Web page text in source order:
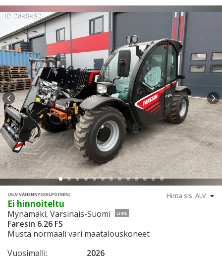
ID 2648432
(ALV VÄHENNYSKELPOINEN)
Ei hinnoiteltu
Mynämäki, Varsinais-Suomi LIIKE
Faresin 6.26 FS
Musta normaali väri maatalouskoneet
Vuosimalli:
2026